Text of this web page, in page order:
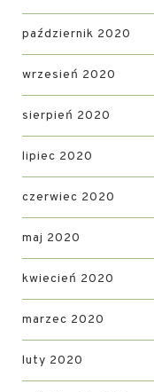
październik 2020
wrzesień 2020
sierpień 2020
lipiec 2020
czerwiec 2020
maj 2020
kwiecień 2020
marzec 2020
luty 2020